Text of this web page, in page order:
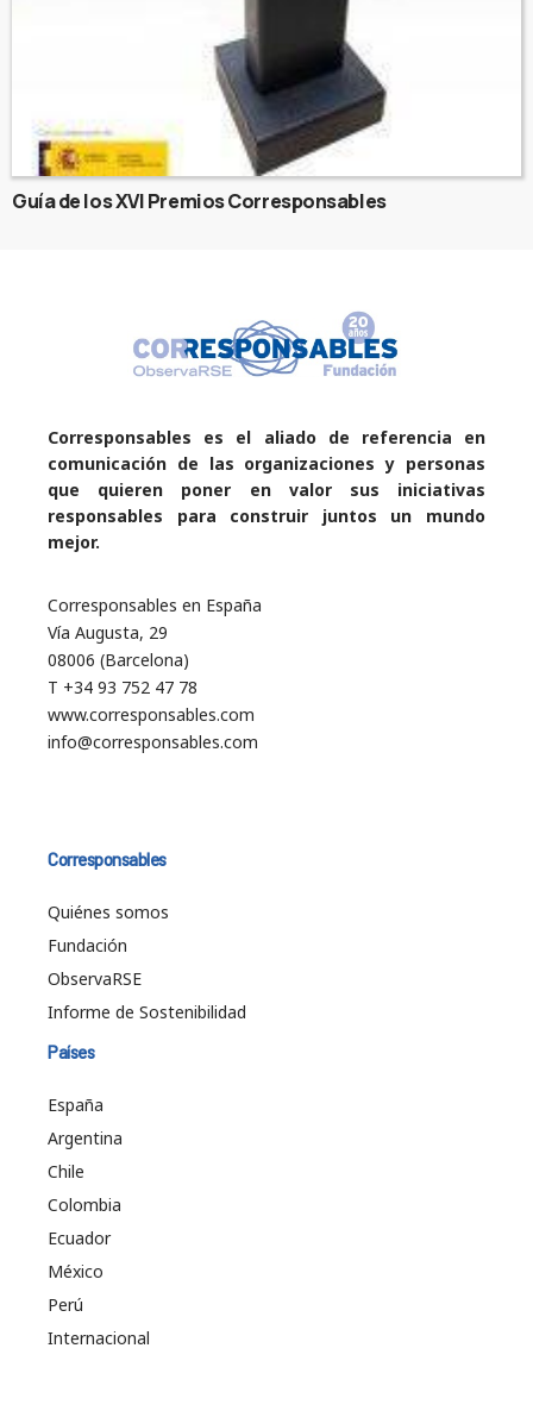
Guía de los XVI Premios Corresponsables
Corresponsables es el aliado de referencia en
comunicación de las organizaciones y personas
que quieren poner en valor sus iniciativas
responsables para construir juntos un mundo
mejor.
Corresponsables en España
Vía Augusta, 29
08006 (Barcelona)
T +34 93 752 47 78
www.corresponsables.com
info@corresponsables.com
Corresponsables
Quiénes somos
Fundación
ObservaRSE
Informe de Sostenibilidad
Países
España
Argentina
Chile
Colombia
Ecuador
México
Perú
Internacional